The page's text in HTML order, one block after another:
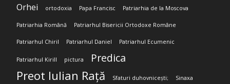
Orhei ortodoxia Papa Francisc Patriarhia de la Moscova
Patriarhia Română Patriarhul Bisericii Ortodoxe Române
Patriarhul Chiril Patriarhul Daniel Patriarhul Ecumenic
Patriarhul Kirill pictura Predica
Preot Iulian Rață Sfaturi duhovnicești; Sinaxa